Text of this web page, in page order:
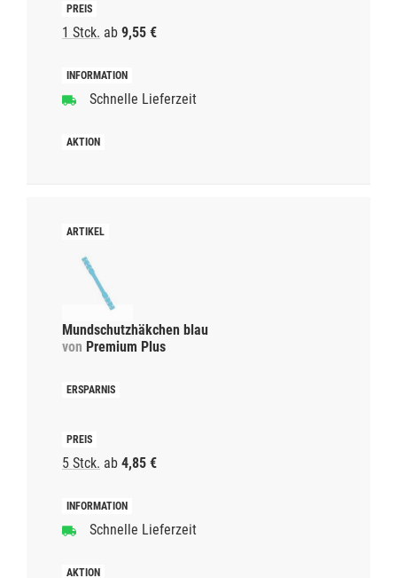
1 Stck. ab 9,55 €
Schnelle Lieferzeit
Mundschutzhäkchen blau
von Premium Plus
5 Stck. ab 4,85 €
Schnelle Lieferzeit